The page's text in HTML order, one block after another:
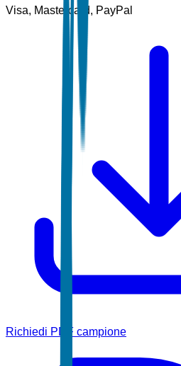
Visa, Mastercard, PayPal
Richiedi PDF campione